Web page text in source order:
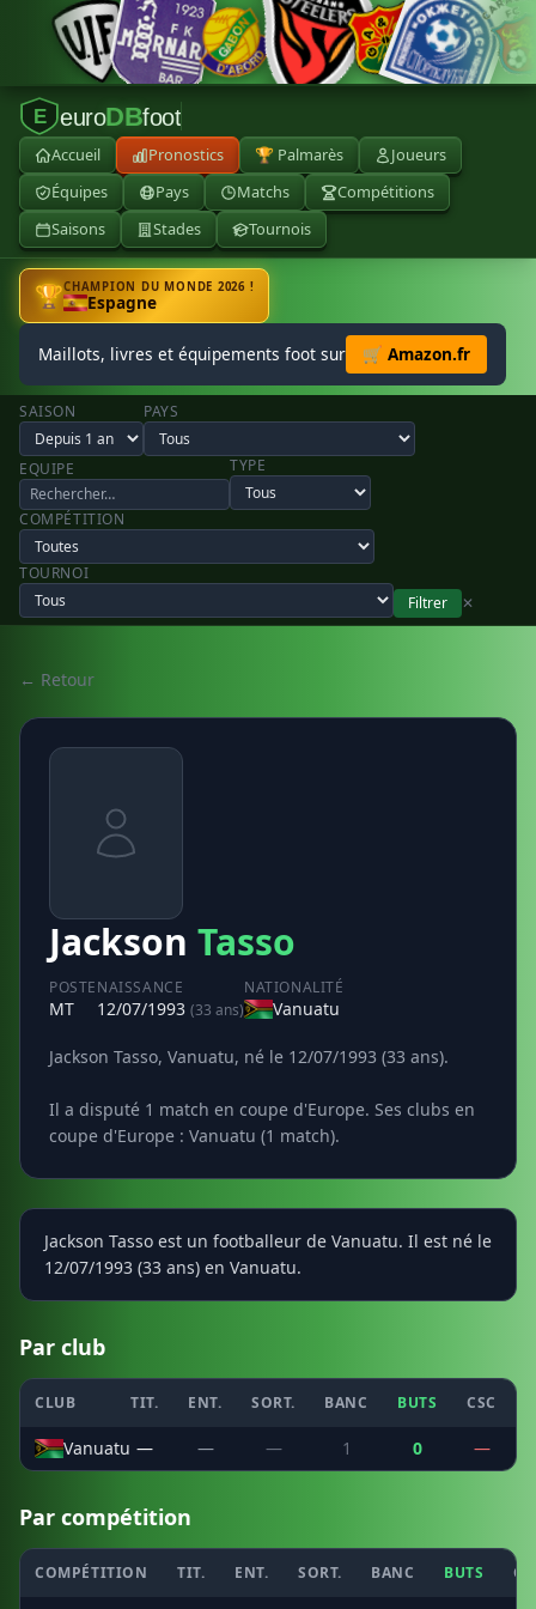
E euroDBfoot
Accueil Pronostics 🏆 Palmarès
Joueurs
Équipes
Pays Matchs
Compétitions
Saisons
Stades Tournois
🏆CHAMPION DU MONDE 2026 !
Espagne
Maillots, livres et équipements foot sur 🛒 Amazon.fr
SAISON PAYS
EQUIPE TYPE
COMPÉTITION
TOURNOI
Filtrer
✕
← Retour
Jackson Tasso
POSTE
MT
NAISSANCE
12/07/1993 (33 ans)
NATIONALITÉ
Vanuatu
Jackson Tasso, Vanuatu, né le 12/07/1993 (33 ans).
Il a disputé 1 match en coupe d'Europe. Ses clubs en
coupe d'Europe : Vanuatu (1 match).
Jackson Tasso est un footballeur de Vanuatu. Il est né le
12/07/1993 (33 ans) en Vanuatu.
Par club
CLUB TIT. ENT. SORT. BANC BUTS CSC
Vanuatu — — — 1 0 —
Par compétition
COMPÉTITION TIT. ENT. SORT. BANC BUTS